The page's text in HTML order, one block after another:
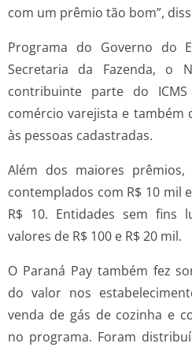
com um prêmio tão bom”,
Programa do Governo do
Secretaria da Fazenda, o
contribuinte parte do
comércio varejista e também
às pessoas cadastradas.
Além dos maiores
contemplados com R$ 10 mil
R$ 10. Entidades sem fins
valores de R$ 100 e R$ 20 mil.
O Paraná Pay também fez
do valor nos
venda de gás de cozinha e
no programa. Foram